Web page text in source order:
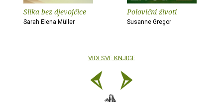
Slika bez djevojčice
Sarah Elena Müller
Polovični životi
Susanne Gregor
VIDI SVE KNJIGE